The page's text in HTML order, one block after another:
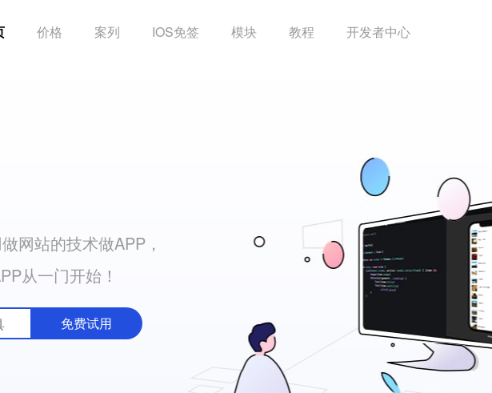
价格 案列 IOS免签 模块 教程 开发者中心
网站的技术做APP，
从一门开始！
免费试用